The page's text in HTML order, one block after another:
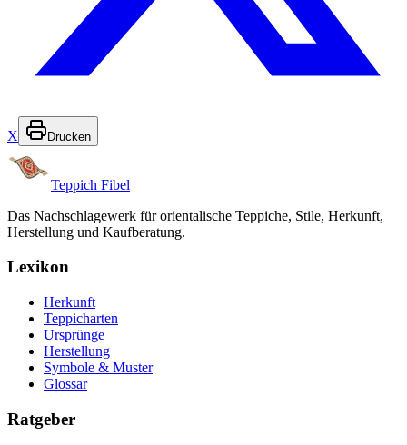
X Drucken
Teppich Fibel
Das Nachschlagewerk für orientalische Teppiche, Stile, Herkunft,
Herstellung und Kaufberatung.
Lexikon
Herkunft
Teppicharten
Ursprünge
Herstellung
Symbole & Muster
Glossar
Ratgeber